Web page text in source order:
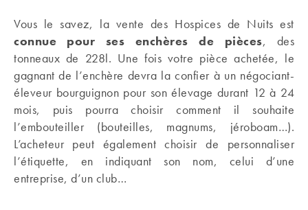
Vous le savez, la vente des Hospices de Nuits est
connue pour ses enchères de pièces, des
tonneaux de 228l. Une fois votre pièce achetée, le
gagnant de l’enchère devra la confier à un négociant-
éleveur bourguignon pour son élevage durant 12 à 24
mois, puis pourra choisir comment il souhaite
l’embouteiller (bouteilles, magnums, jéroboam…).
L’acheteur peut également choisir de personnaliser
l’étiquette, en indiquant son nom, celui d’une
entreprise, d’un club…